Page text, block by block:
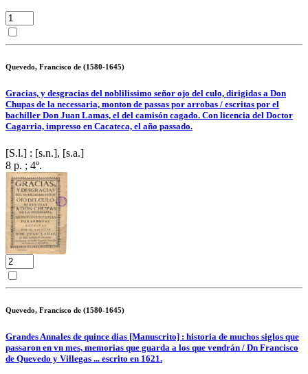
Quevedo, Francisco de (1580-1645)
Gracias, y desgracias del noblilissimo señor ojo del culo, dirigidas a Don
Chupas de la necessaria, monton de passas por arrobas / escritas por el
bachiller Don Juan Lamas, el del camisón cagado. Con licencia del Doctor
Cagarria, impresso en Cacateca, el año passado.
[S.l.] : [s.n.], [s.a.]
8 p. ; 4º.
Quevedo, Francisco de (1580-1645)
Grandes Annales de quince dias [Manuscrito] : historia de muchos siglos que
passaron en vn mes, memorias que guarda a los que vendrán / Dn Francisco
de Quevedo y Villegas ... escrito en 1621.